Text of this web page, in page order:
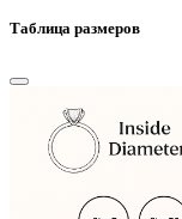
Таблица размеров